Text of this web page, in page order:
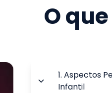
O
1.Aspectos
Infantil